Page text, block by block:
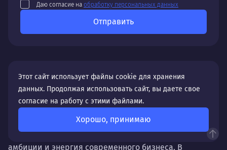
Даю согласие на обработку персональных данных
Отправить
Особенности создания и продвижения сайтов в
Казани
Казань — это динамичный город, в котором
сочетаются тысячелетняя история, спортивные
амбиции и энергия современного бизнеса. В
Этот сайт использует файлы cookie для хранения
данных. Продолжая использовать сайт, вы даете свое
согласие на работу с этими файлами.
Хорошо, принимаю